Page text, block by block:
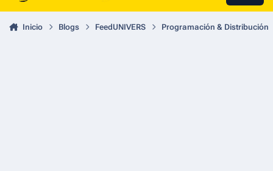
Inicio Blogs FeedUNIVERS Programación & Distribución